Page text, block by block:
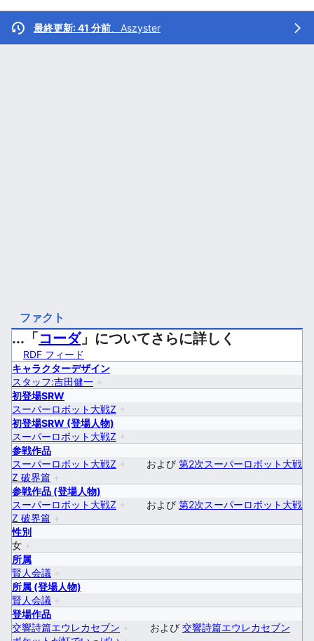
最終更新: 41 分前 Aszyster
ファクト
...「コーダ」についてさらに詳しく
RDF フィード
キャラクターデザイン
スタッフ:吉田健一 +
初登場SRW
スーパーロボット大戦Z +
初登場SRW (登場人物)
スーパーロボット大戦Z +
参戦作品
スーパーロボット大戦Z + および 第2次スーパーロボット大戦
Z 破界篇 +
参戦作品 (登場人物)
スーパーロボット大戦Z + および 第2次スーパーロボット大戦
Z 破界篇 +
性別
女 +
所属
賢人会議 +
所属 (登場人物)
賢人会議 +
登場作品
交響詩篇エウレカセブン + および 交響詩篇エウレカセブン